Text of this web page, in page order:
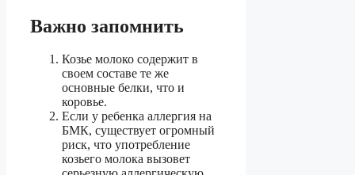
Важно запомнить
Козье молоко содержит в
своем составе те же
основные белки, что и
коровье.
Если у ребенка аллергия на
БМК, существует огромный
риск, что употребление
козьего молока вызовет